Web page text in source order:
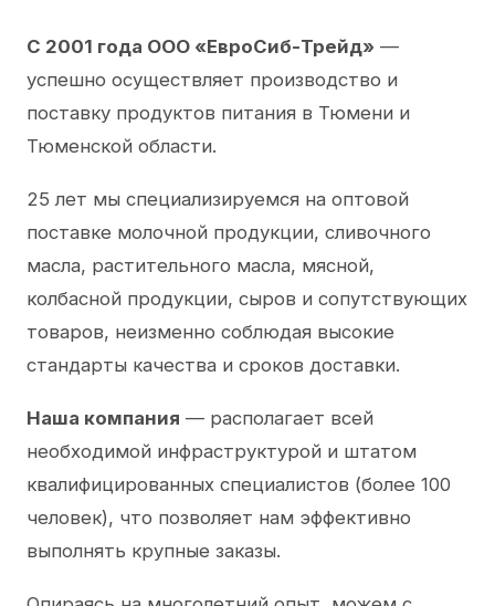
С 2001 года ООО «ЕвроСиб-Трейд» —
успешно осуществляет производство и
поставку продуктов питания в Тюмени и
Тюменской области.
25 лет мы специализируемся на оптовой
поставке молочной продукции, сливочного
масла, растительного масла, мясной,
колбасной продукции, сыров и сопутствующих
товаров, неизменно соблюдая высокие
стандарты качества и сроков доставки.
Наша компания — располагает всей
необходимой инфраструктурой и штатом
квалифицированных специалистов (более 100
человек), что позволяет нам эффективно
выполнять крупные заказы.